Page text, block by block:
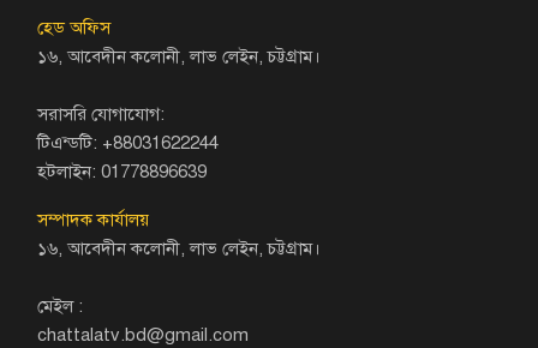
হেড অফিস
১৬, আবেদীন কলোনী, লাভ লেইন, চট্টগ্রাম।
সরাসরি যোগাযোগ:
টিএন্ডটি: +88031622244
হটলাইন: 01778896639
সম্পাদক কার্যালয়
১৬, আবেদীন কলোনী, লাভ লেইন, চট্টগ্রাম।
মেইল :
chattalatv.bd@gmail.com